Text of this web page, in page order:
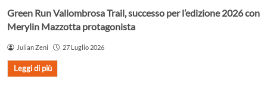
Green Run Vallombrosa Trail, successo per l’edizione 2026 con
Merylin Mazzotta protagonista
Julian Zeni 27 Luglio 2026
Leggi di più